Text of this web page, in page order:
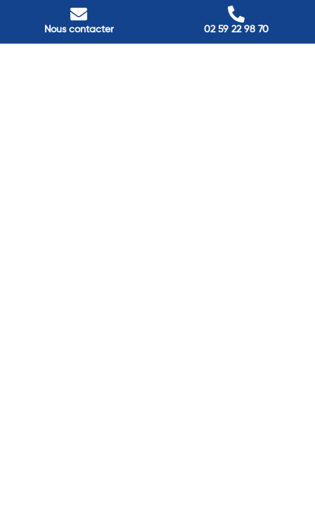
Nous contacter 02 59 22 98 70
45 avenue Winston Churchill, Louviers, France
Pont-Audemer
9 Rue du Président Georges Pompidou, Pont-Audemer, France